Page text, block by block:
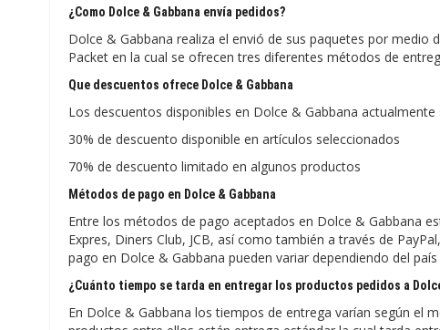
¿Como Dolce & Gabbana envía pedidos?
Dolce & Gabbana realiza el envió de sus paquetes por medio
Packet en la cual se ofrecen tres diferentes métodos de
Que descuentos ofrece Dolce & Gabbana
Los descuentos disponibles en Dolce & Gabbana actualmente
30% de descuento disponible en artículos seleccionados
70% de descuento limitado en algunos productos
Métodos de pago en Dolce & Gabbana
Entre los métodos de pago aceptados en Dolce & Gabbana
Expres, Diners Club, JCB, así como también a través de
pago en Dolce & Gabbana pueden variar dependiendo del
¿Cuánto tiempo se tarda en entregar los productos pedidos a
En Dolce & Gabbana los tiempos de entrega varían según el